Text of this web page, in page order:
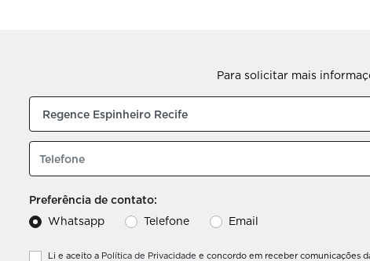
GWM ADTSA Recife
Omoda Jaecoo ADTSA
Peugeot Pigalle Afogados Recife
Para solicitar mais
Preferência de contato:
Whatsapp
Telefone Email
Li e aceito a Política de Privacidade e concordo em receber comunicações